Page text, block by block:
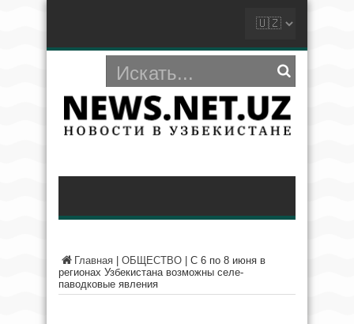
Главная ОБЩЕСТВО
С 6 по 8 июня в
регионах Узбекистана возможны селе-
паводковые явления